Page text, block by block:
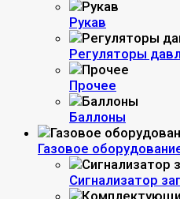
Рукав
Регуляторы
Прочее
Баллоны
Газовое
Сигнализатор